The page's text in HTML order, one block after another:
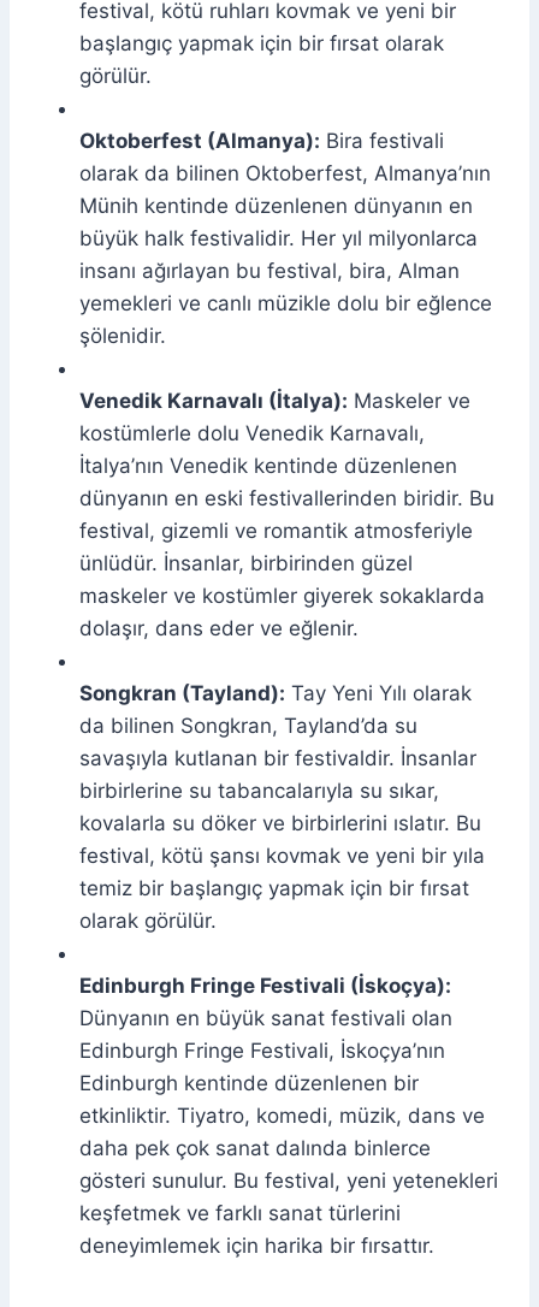
festival, kötü ruhları kovmak ve yeni bir
başlangıç yapmak için bir fırsat olarak
görülür.
Oktoberfest (Almanya): Bira festivali
olarak da bilinen Oktoberfest, Almanya’nın
Münih kentinde düzenlenen dünyanın en
büyük halk festivalidir. Her yıl milyonlarca
insanı ağırlayan bu festival, bira, Alman
yemekleri ve canlı müzikle dolu bir eğlence
şölenidir.
Venedik Karnavalı (İtalya): Maskeler ve
kostümlerle dolu Venedik Karnavalı,
İtalya’nın Venedik kentinde düzenlenen
dünyanın en eski festivallerinden biridir. Bu
festival, gizemli ve romantik atmosferiyle
ünlüdür. İnsanlar, birbirinden güzel
maskeler ve kostümler giyerek sokaklarda
dolaşır, dans eder ve eğlenir.
Songkran (Tayland): Tay Yeni Yılı olarak
da bilinen Songkran, Tayland’da su
savaşıyla kutlanan bir festivaldir. İnsanlar
birbirlerine su tabancalarıyla su sıkar,
kovalarla su döker ve birbirlerini ıslatır. Bu
festival, kötü şansı kovmak ve yeni bir yıla
temiz bir başlangıç yapmak için bir fırsat
olarak görülür.
Edinburgh Fringe Festivali (İskoçya):
Dünyanın en büyük sanat festivali olan
Edinburgh Fringe Festivali, İskoçya’nın
Edinburgh kentinde düzenlenen bir
etkinliktir. Tiyatro, komedi, müzik, dans ve
daha pek çok sanat dalında binlerce
gösteri sunulur. Bu festival, yeni yetenekleri
keşfetmek ve farklı sanat türlerini
deneyimlemek için harika bir fırsattır.